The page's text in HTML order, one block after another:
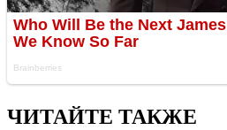
ЧИТАЙТЕ ТАКЖЕ